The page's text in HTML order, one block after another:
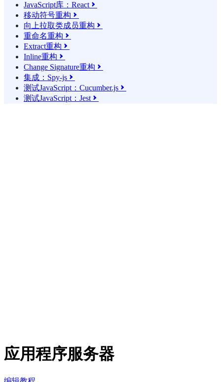
JavaScript库：React 
移动符号重构 
向上拉取类成员重构 
重命名重构 
Extract重构 
Inline重构 
Change Signature重构 
集成：Spy-js 
测试JavaScript：Cucumber.js 
测试JavaScript：Jest 
应用程序服务器